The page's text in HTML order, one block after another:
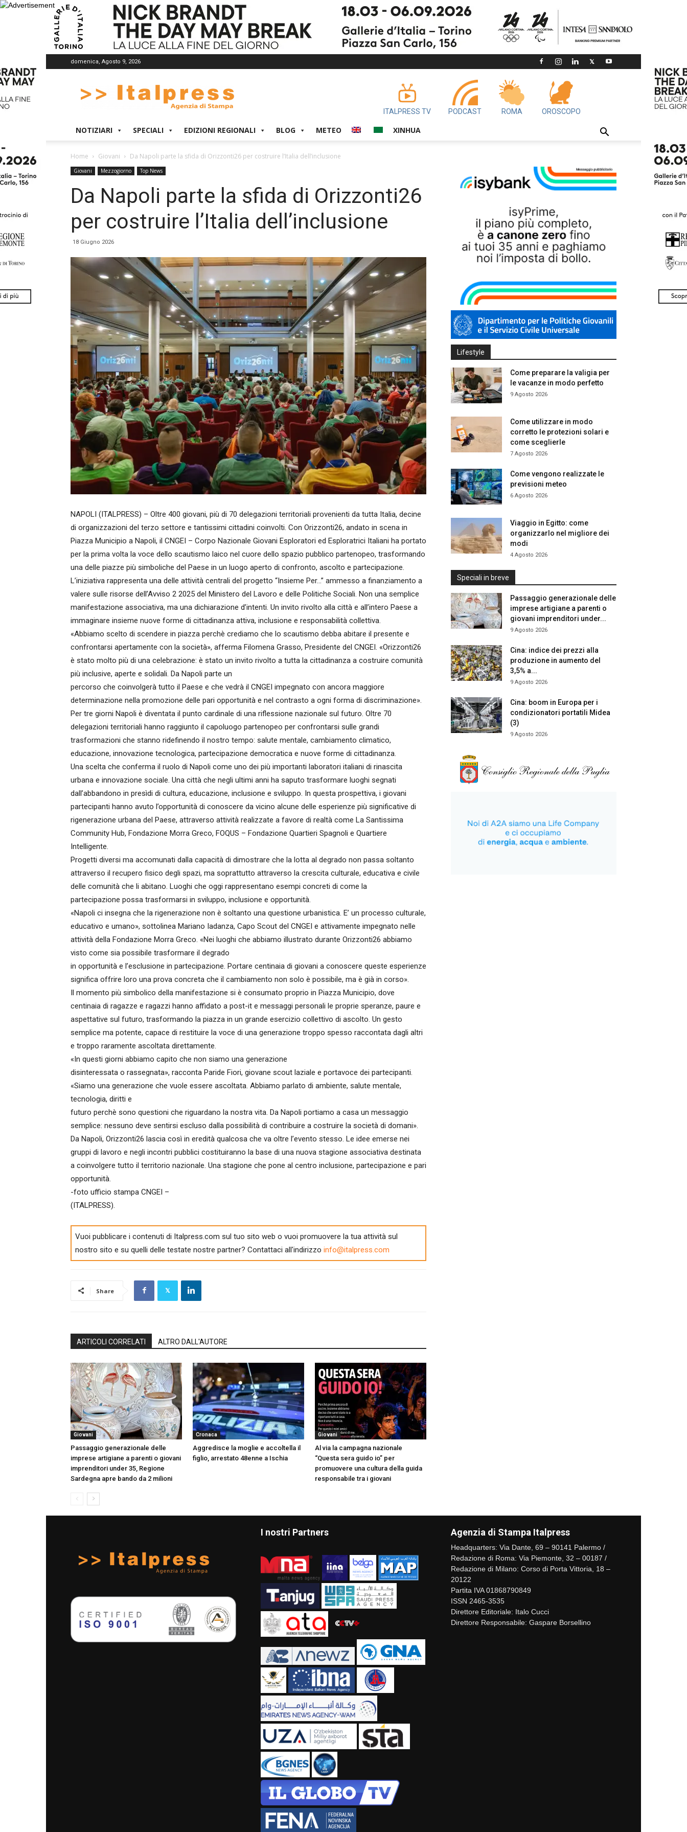
domenica, Agosto 9, 2026
ITALPRESS TV PODCAST ROMA OROSCOPO
NOTIZIARI SPECIALI EDIZIONI REGIONALI BLOG METEO XINHUA
Home Giovani Da Napoli parte la sfida di Orizzonti26 per costruire l’Italia dell’inclusione
Giovani Mezzogiorno Top News
Da Napoli parte la sfida di Orizzonti26
per costruire l’Italia dell’inclusione
18 Giugno 2026
NAPOLI (ITALPRESS) – Oltre 400 giovani, più di 70 delegazioni territoriali provenienti da tutta Italia, decine
di organizzazioni del terzo settore e tantissimi cittadini coinvolti. Con Orizzonti26, andato in scena in
Piazza Municipio a Napoli, il CNGEI – Corpo Nazionale Giovani Esploratori ed Esploratrici Italiani ha portato
per la prima volta la voce dello scautismo laico nel cuore dello spazio pubblico partenopeo, trasformando
una delle piazze più simboliche del Paese in un luogo aperto di confronto, ascolto e partecipazione.
L’iniziativa rappresenta una delle attività centrali del progetto “Insieme Per…” ammesso a finanziamento a
valere sulle risorse dell’Avviso 2 2025 del Ministero del Lavoro e delle Politiche Sociali. Non una semplice
manifestazione associativa, ma una dichiarazione d’intenti. Un invito rivolto alla città e all’intero Paese a
immaginare insieme nuove forme di cittadinanza attiva, inclusione e responsabilità collettiva.
«Abbiamo scelto di scendere in piazza perchè crediamo che lo scautismo debba abitare il presente e
confrontarsi apertamente con la società», afferma Filomena Grasso, Presidente del CNGEI. «Orizzonti26
è stato molto più di una celebrazione: è stato un invito rivolto a tutta la cittadinanza a costruire comunità
più inclusive, aperte e solidali. Da Napoli parte un
percorso che coinvolgerà tutto il Paese e che vedrà il CNGEI impegnato con ancora maggiore
determinazione nella promozione delle pari opportunità e nel contrasto a ogni forma di discriminazione».
Per tre giorni Napoli è diventata il punto cardinale di una riflessione nazionale sul futuro. Oltre 70
delegazioni territoriali hanno raggiunto il capoluogo partenopeo per confrontarsi sulle grandi
trasformazioni che stanno ridefinendo il nostro tempo: salute mentale, cambiamento climatico,
educazione, innovazione tecnologica, partecipazione democratica e nuove forme di cittadinanza.
Una scelta che conferma il ruolo di Napoli come uno dei più importanti laboratori italiani di rinascita
urbana e innovazione sociale. Una città che negli ultimi anni ha saputo trasformare luoghi segnati
dall’abbandono in presìdi di cultura, educazione, inclusione e sviluppo. In questa prospettiva, i giovani
partecipanti hanno avuto l’opportunità di conoscere da vicino alcune delle esperienze più significative di
rigenerazione urbana del Paese, attraverso attività realizzate a favore di realtà come La Santissima
Community Hub, Fondazione Morra Greco, FOQUS – Fondazione Quartieri Spagnoli e Quartiere
Intelligente.
Progetti diversi ma accomunati dalla capacità di dimostrare che la lotta al degrado non passa soltanto
attraverso il recupero fisico degli spazi, ma soprattutto attraverso la crescita culturale, educativa e civile
delle comunità che li abitano. Luoghi che oggi rappresentano esempi concreti di come la
partecipazione possa trasformarsi in sviluppo, inclusione e opportunità.
«Napoli ci insegna che la rigenerazione non è soltanto una questione urbanistica. E’ un processo culturale,
educativo e umano», sottolinea Mariano Iadanza, Capo Scout del CNGEI e attivamente impegnato nelle
attività della Fondazione Morra Greco. «Nei luoghi che abbiamo illustrato durante Orizzonti26 abbiamo
visto come sia possibile trasformare il degrado
in opportunità e l’esclusione in partecipazione. Portare centinaia di giovani a conoscere queste esperienze
significa offrire loro una prova concreta che il cambiamento non solo è possibile, ma è già in corso».
Il momento più simbolico della manifestazione si è consumato proprio in Piazza Municipio, dove
centinaia di ragazze e ragazzi hanno affidato a post-it e messaggi personali le proprie speranze, paure e
aspettative sul futuro, trasformando la piazza in un grande esercizio collettivo di ascolto. Un gesto
semplice ma potente, capace di restituire la voce di una generazione troppo spesso raccontata dagli altri
e troppo raramente ascoltata direttamente.
«In questi giorni abbiamo capito che non siamo una generazione
disinteressata o rassegnata», racconta Paride Fiori, giovane scout laziale e portavoce dei partecipanti.
«Siamo una generazione che vuole essere ascoltata. Abbiamo parlato di ambiente, salute mentale,
tecnologia, diritti e
futuro perchè sono questioni che riguardano la nostra vita. Da Napoli portiamo a casa un messaggio
semplice: nessuno deve sentirsi escluso dalla possibilità di contribuire a costruire la società di domani».
Da Napoli, Orizzonti26 lascia così in eredità qualcosa che va oltre l’evento stesso. Le idee emerse nei
gruppi di lavoro e negli incontri pubblici costituiranno la base di una nuova stagione associativa destinata
a coinvolgere tutto il territorio nazionale. Una stagione che pone al centro inclusione, partecipazione e pari
opportunità.
-foto ufficio stampa CNGEI –
(ITALPRESS).
Vuoi pubblicare i contenuti di Italpress.com sul tuo sito web o vuoi promuovere la tua attività sul
nostro sito e su quelli delle testate nostre partner? Contattaci all'indirizzo info@italpress.com
Share
ARTICOLI CORRELATI ALTRO DALL'AUTORE
Giovani
Passaggio generazionale delle
imprese artigiane a parenti o giovani
imprenditori under 35, Regione
Sardegna apre bando da 2 milioni
Cronaca
Aggredisce la moglie e accoltella il
figlio, arrestato 48enne a Ischia
Giovani
Al via la campagna nazionale
“Questa sera guido io” per
promuovere una cultura della guida
responsabile tra i giovani
Lifestyle
Come preparare la valigia per
le vacanze in modo perfetto
9 Agosto 2026
Come utilizzare in modo
corretto le protezioni solari e
come sceglierle
7 Agosto 2026
Come vengono realizzate le
previsioni meteo
6 Agosto 2026
Viaggio in Egitto: come
organizzarlo nel migliore dei
modi
4 Agosto 2026
Speciali in breve
Passaggio generazionale delle
imprese artigiane a parenti o
giovani imprenditori under...
9 Agosto 2026
Cina: indice dei prezzi alla
produzione in aumento del
3,5% a...
9 Agosto 2026
Cina: boom in Europa per i
condizionatori portatili Midea
(3)
9 Agosto 2026
I nostri Partners Agenzia di Stampa Italpress
Headquarters: Via Dante, 69 – 90141 Palermo /
Redazione di Roma: Via Piemonte, 32 – 00187 /
Redazione di Milano: Corso di Porta Vittoria, 18 –
20122
Partita IVA 01868790849
ISSN 2465-3535
Direttore Editoriale: Italo Cucci
Direttore Responsabile: Gaspare Borsellino